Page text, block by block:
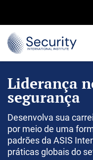
Liderança
segurança
Desenvolva sua
por meio de uma
padrões da ASIS
práticas globais do